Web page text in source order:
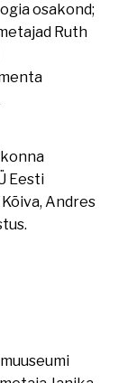
osakond;
Ruth
Eesti
Andres